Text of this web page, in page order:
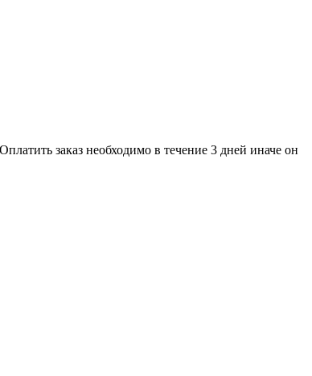
заказ необходимо в течение 3 дней иначе он